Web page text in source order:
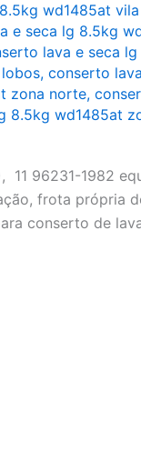
wd1485at
e seca lg 8.5kg
lava e seca
, conserto
zona norte,
8.5kg wd1485at
11 96231-1982
frota própria
conserto de